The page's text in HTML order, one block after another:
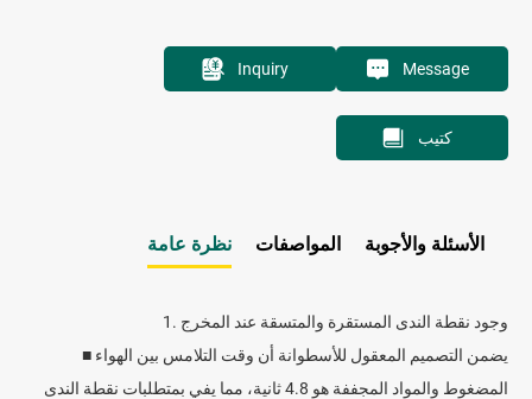
Inquiry Message
كتيب
نظرة عامة المواصفات الأسئلة والأجوبة
1. وجود نقطة الندى المستقرة والمتسقة عند المخرج
■ يضمن التصميم المعقول للأسطوانة أن وقت التلامس بين الهواء
المضغوط والمواد المجففة هو 4.8 ثانية، مما يفي بمتطلبات نقطة الندى